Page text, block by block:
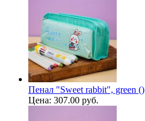
Пенал "Sweet rabbit", green ()
Цена: 307.00 руб.